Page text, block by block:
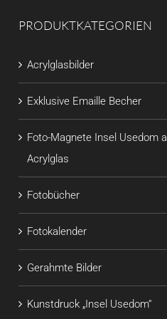
PRODUKTKATEGORIEN
Acrylglasbilder
Exklusive Emaille Becher
Foto-Magnete Insel Usedom
Acrylglas
Fotobücher
Fotokalender
Gerahmte Bilder
Kunstdruck „Insel Usedom“